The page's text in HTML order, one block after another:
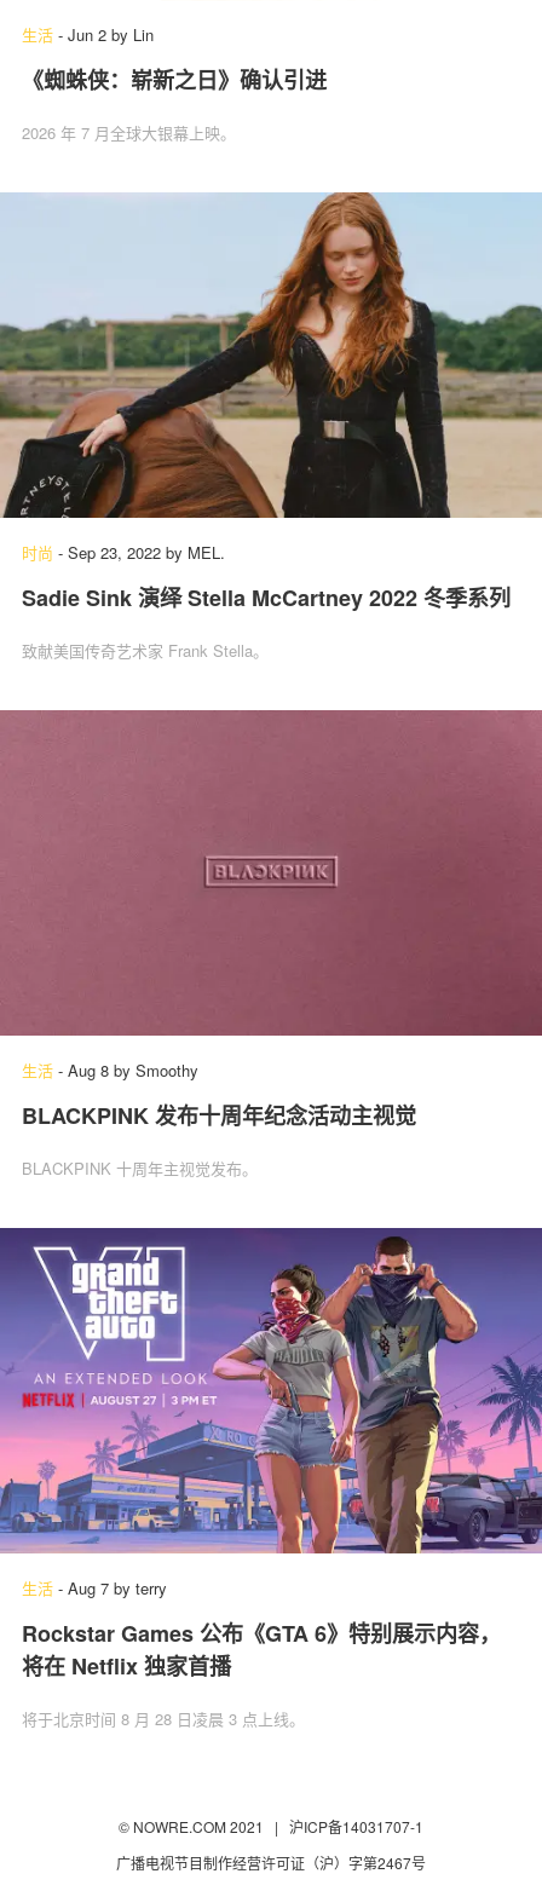
生活 - Jun 2 by Lin
《蜘蛛侠：崭新之日》确认引进
2026 年 7 月全球大银幕上映。
时尚 - Sep 23, 2022 by MEL.
Sadie Sink 演绎 Stella McCartney 2022 冬季系列
致献美国传奇艺术家 Frank Stella。
生活 - Aug 8 by Smoothy
BLACKPINK 发布十周年纪念活动主视觉
BLACKPINK 十周年主视觉发布。
生活 - Aug 7 by terry
Rockstar Games 公布《GTA 6》特别展示内容，
将在 Netflix 独家首播
将于北京时间 8 月 28 日凌晨 3 点上线。
© NOWRE.COM 2021 | 沪ICP备14031707-1
广播电视节目制作经营许可证（沪）字第2467号